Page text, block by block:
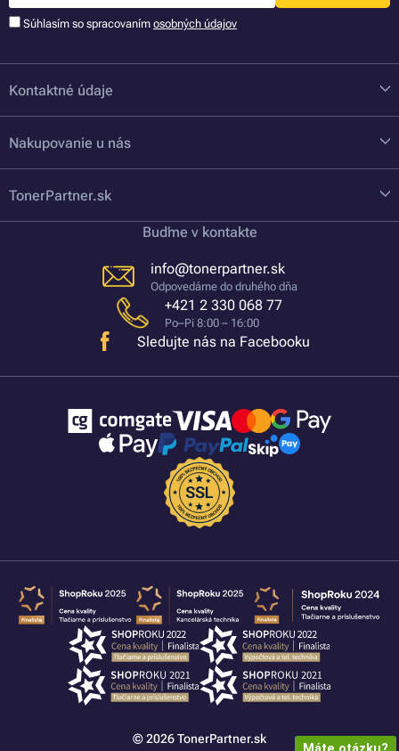
Súhlasím so spracovaním osobných údajov
Kontaktné údaje
Nakupovanie u nás
TonerPartner.sk
Buďme v kontakte
info@tonerpartner.sk
Odpovedáme do druhého dňa
+421 2 330 068 77
Po–Pi 8:00 – 16:00
Sledujte nás na Facebooku
© 2026 TonerPartner.sk